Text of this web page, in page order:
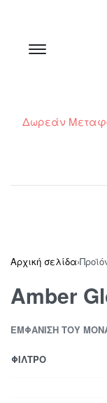
Δωρεάν
Αρχική σελίδα›
Amber
ΕΜΦΆΝΙΣΗ ΤΟΥ
ΦΙΛΤΡΟ